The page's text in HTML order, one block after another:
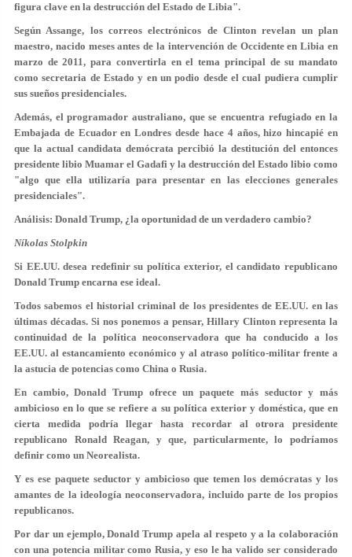
figura clave en la destrucción del Estado de Libia".
Según Assange, los correos electrónicos de Clinton revelan un plan
maestro, nacido meses antes de la intervención de Occidente en Libia en
marzo de 2011, para convertirla en el tema principal de su mandato
como secretaria de Estado y en un podio desde el cual pudiera cumplir
sus sueños presidenciales.
Además, el programador australiano, que se encuentra refugiado en la
Embajada de Ecuador en Londres desde hace 4 años, hizo hincapié en
que la actual candidata demócrata percibió la destitución del entonces
presidente libio Muamar el Gadafi y la destrucción del Estado libio como
"algo que ella utilizaría para presentar en las elecciones generales
presidenciales".
Análisis: Donald Trump, ¿la oportunidad de un verdadero cambio?
Níkolas Stolpkin
Si EE.UU. desea redefinir su política exterior, el candidato republicano
Donald Trump encarna ese ideal.
Todos sabemos el historial criminal de los presidentes de EE.UU. en las
últimas décadas. Si nos ponemos a pensar, Hillary Clinton representa la
continuidad de la política neoconservadora que ha conducido a los
EE.UU. al estancamiento económico y al atraso político-militar frente a
la astucia de potencias como China o Rusia.
En cambio, Donald Trump ofrece un paquete más seductor y más
ambicioso en lo que se refiere a su política exterior y doméstica, que en
cierta medida podría llegar hasta recordar al otrora presidente
republicano Ronald Reagan, y que, particularmente, lo podríamos
definir como un Neorealista.
Y es ese paquete seductor y ambicioso que temen los demócratas y los
amantes de la ideología neoconservadora, incluido parte de los propios
republicanos.
Por dar un ejemplo, Donald Trump apela al respeto y a la colaboración
con una potencia militar como Rusia, y eso le ha valido ser considerado